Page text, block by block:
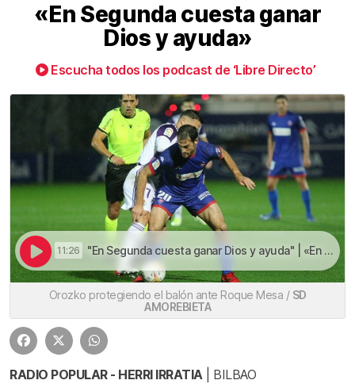
«En Segunda cuesta ganar
Dios y ayuda»
Escucha todos los podcast de ‘Libre Directo’
11:26 "En Segunda cuesta ganar Dios y ayuda" | «En Segunda cuesta ganar Dios y ayuda»
Orozko protegiendo el balón ante Roque Mesa / SD
AMOREBIETA
RADIO POPULAR - HERRI IRRATIA| BILBAO